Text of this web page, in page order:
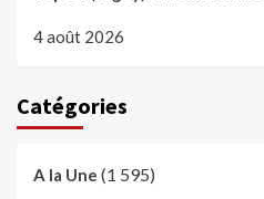
4 août 2026
Catégories
A la Une (1 595)